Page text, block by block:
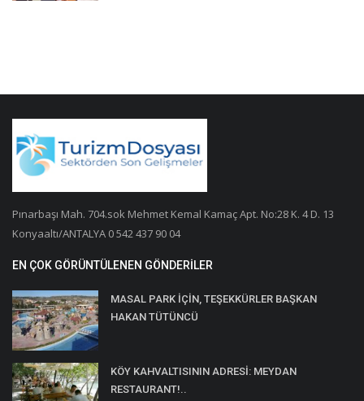
Pınarbaşı Mah. 704.sok Mehmet Kemal Kamaç Apt. No:28 K. 4 D. 13
Konyaaltı/ANTALYA 0 542 437 90 04
EN ÇOK GÖRÜNTÜLENEN GÖNDERILER
MASAL PARK İÇİN, TEŞEKKÜRLER BAŞKAN
HAKAN TÜTÜNCÜ
KÖY KAHVALTISININ ADRESİ: MEYDAN
RESTAURANT!..